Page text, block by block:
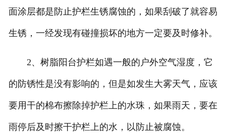
面涂层都是防止护栏生锈腐蚀的，如果刮破了就容易
生锈，一经发现有碰撞损坏的地方一定要及时修补。
2、树脂阳台护栏如遇一般的户外空气湿度，它
的防锈性是没有影响的，但是如发生大雾天气，应该
要用干的棉布擦除掉护栏上的水珠，如果雨天，要在
雨停后及时擦干护栏上的水，以防止被腐蚀。